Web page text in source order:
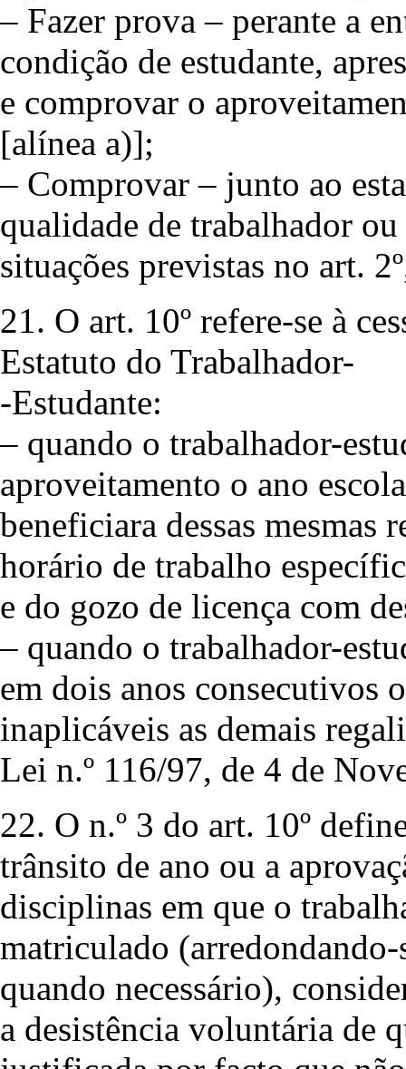
– Fazer prova – perante a
condição de estudante,
e comprovar o
[alínea a)];
– Comprovar – junto ao
qualidade de trabalhador
situações previstas no art.
21. O art. 10º refere-se à
Estatuto do Trabalhador-
-Estudante:
– quando o trabalhador-
aproveitamento o ano
beneficiara dessas mesmas
horário de trabalho
e do gozo de licença com
– quando o trabalhador-
em dois anos consecutivos
inaplicáveis as demais
Lei n.º 116/97, de 4 de
22. O n.º 3 do art. 10º
trânsito de ano ou a
disciplinas em que o
matriculado
quando necessário),
a desistência voluntária de